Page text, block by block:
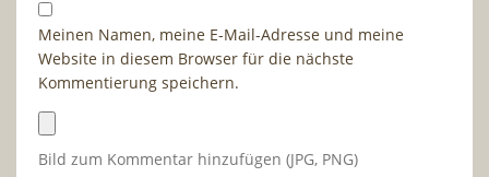
Meinen Namen, meine E-Mail-Adresse und meine
Website in diesem Browser für die nächste
Kommentierung speichern.
Bild zum Kommentar hinzufügen (JPG, PNG)